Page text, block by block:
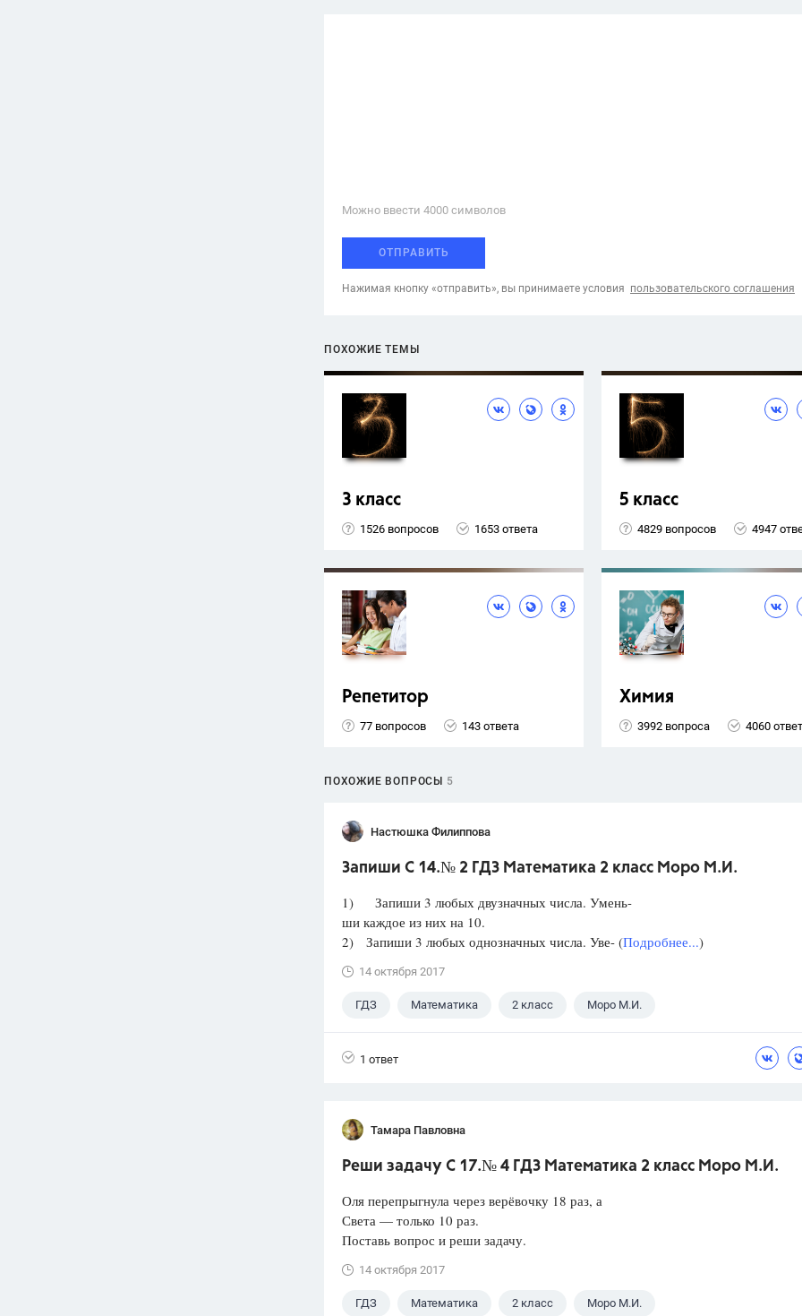
Можно ввести 4000 cимволов
ОТПРАВИТЬ
Нажимая кнопку «отправить», вы принимаете условия пользовательского соглашения
ПОХОЖИЕ ТЕМЫ
3 класс
1526 вопросов 1653 ответа
5 класс
4829 вопросов 4947
Репетитор
77 вопросов 143 ответа
Химия
3992 вопроса 4060
ПОХОЖИЕ ВОПРОСЫ 5
Настюшка Филиппова
Запиши С 14.№ 2 ГДЗ Математика 2 класс Моро М.И.
1) Запиши 3 любых двузначных числа. Умень-
ши каждое из них на 10.
2) Запиши 3 любых однозначных числа. Уве- (Подробнее...)
14 октября 2017
ГДЗ Математика 2 класс Моро М.И.
1 ответ
Тамара Павловна
Реши задачу С 17.№ 4 ГДЗ Математика 2 класс Моро М.И.
Оля перепрыгнула через верёвочку 18 раз, а
Света — только 10 раз.
Поставь вопрос и реши задачу.
14 октября 2017
ГДЗ Математика 2 класс Моро М.И.